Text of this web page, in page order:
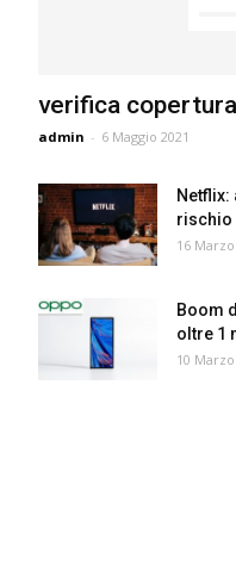
verifica
admin - 6 Maggio 2021
rischio
16 Marzo
Boom
oltre 1
10 Marzo